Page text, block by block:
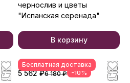
чернослив и цветы
"Испанская серенада"
В корзину
Бесплатная доставка
5 562 ₽6 180 ₽ -10%